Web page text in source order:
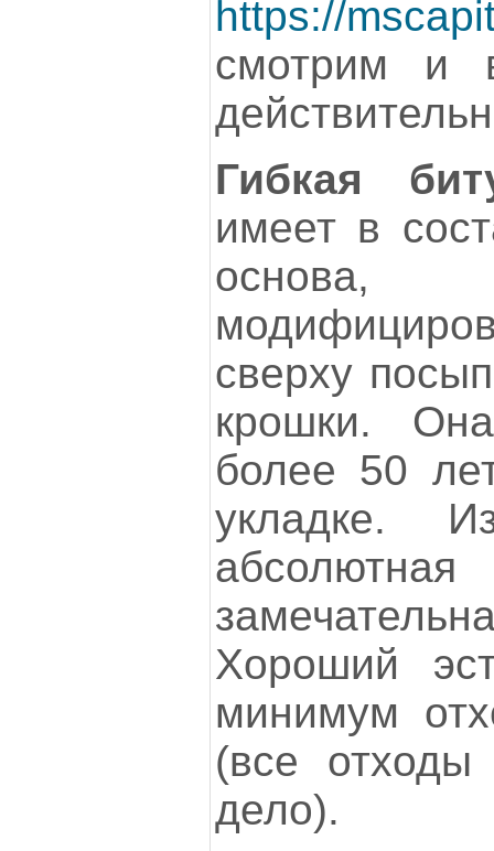
https://
смотрим и
Гибкая
имеет в
основа,
сверху
крошки.
более 50
укладке.
Хороший
минимум
(все
дело).